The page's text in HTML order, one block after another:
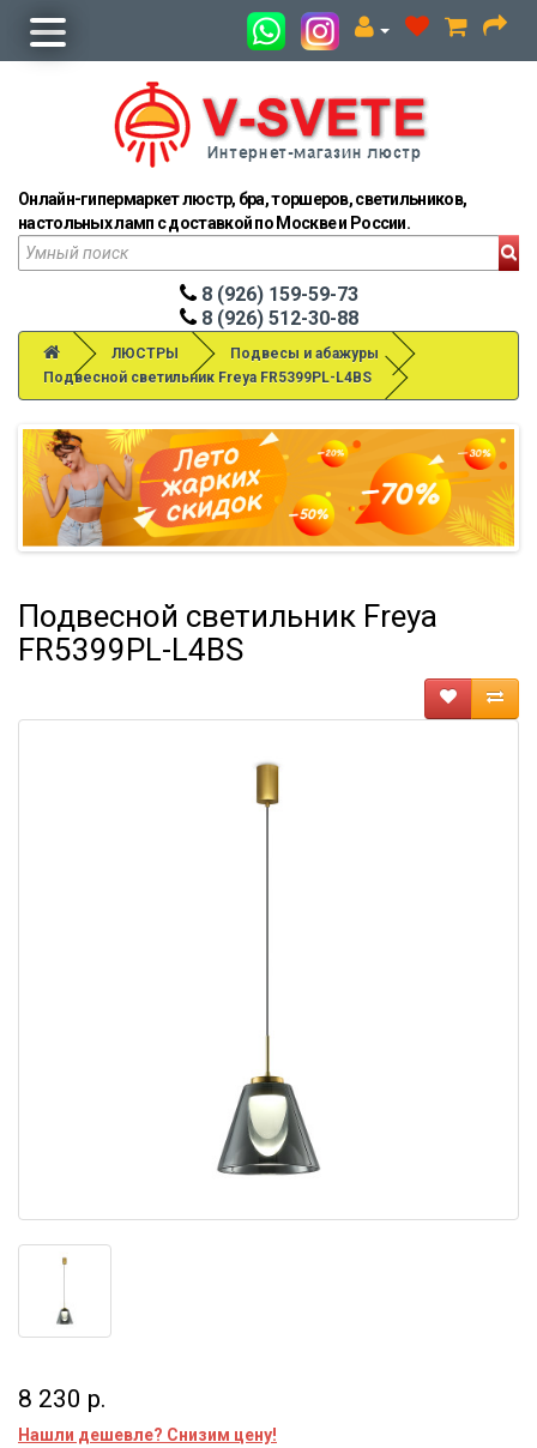
Онлайн-гипермаркет люстр, бра, торшеров, светильников,
настольных ламп с доставкой по Москве и России.
8 (926) 159-59-73
8 (926) 512-30-88
ЛЮСТРЫ
Подвесы и абажуры
Подвесной светильник Freya FR5399PL-L4BS
Подвесной светильник Freya
FR5399PL-L4BS
8 230 р.
Нашли дешевле? Снизим цену!